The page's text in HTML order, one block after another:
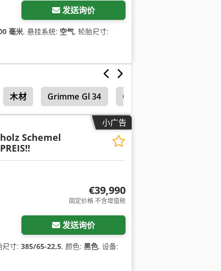
发送询价
毫米, 悬挂系统: 空气, 轮胎尺寸:
木材 Grimme Gl 34 Grimme Gl 34 K
小广告
Schemel
€39,990
固定价格 不含增值税
发送询价
尺寸: 385/65-22,5, 颜色: 黑色, 设备: